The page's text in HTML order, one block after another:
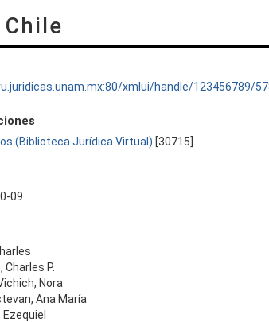
xmlui/handle/123456789/
(Biblioteca Jurídica Virtual) [30715]
09
Charles P.
Nora
Ana María